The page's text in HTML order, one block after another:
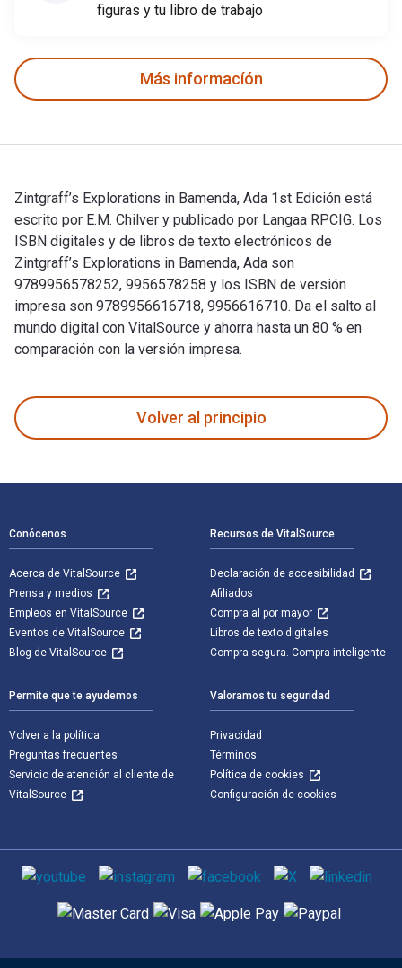
figuras y tu libro de trabajo
Más informacíón
Zintgraff’s Explorations in Bamenda, Ada 1st Edición está
escrito por E.M. Chilver y publicado por Langaa RPCIG. Los
ISBN digitales y de libros de texto electrónicos de
Zintgraff’s Explorations in Bamenda, Ada son
9789956578252, 9956578258 y los ISBN de versión
impresa son 9789956616718, 9956616710. Da el salto al
mundo digital con VitalSource y ahorra hasta un 80 % en
comparación con la versión impresa.
Volver al principio
Conócenos
Acerca de VitalSource
Prensa y medios
Empleos en VitalSource
Eventos de VitalSource
Blog de VitalSource
Recursos de VitalSource
Declaración de accesibilidad
Afiliados
Compra al por mayor
Libros de texto digitales
Compra segura. Compra inteligente
Permite que te ayudemos
Volver a la política
Preguntas frecuentes
Servicio de atención al cliente de
VitalSource
Valoramos tu seguridad
Privacidad
Términos
Política de cookies
Configuración de cookies
Medios de comunicación social
Métodos de pago admitidos